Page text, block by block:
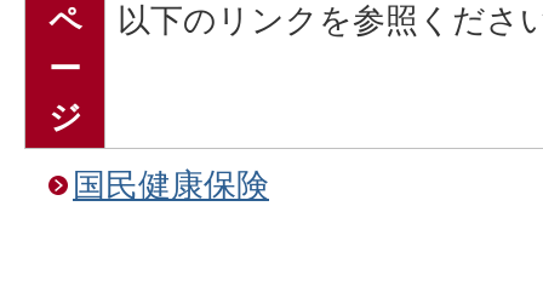
ペ
ー
ジ
以下のリンクを参照くださ
国民健康保険